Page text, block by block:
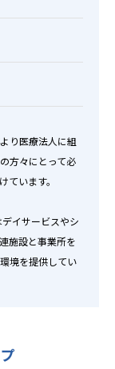
り医療法人に組
方々にとって必
います。
イサービスやシ
施設と事業所を
境を提供してい